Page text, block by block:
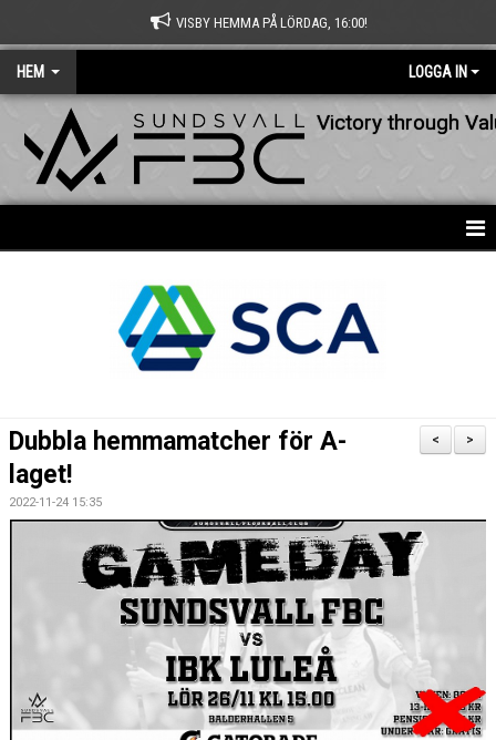
VISBY HEMMA PÅ LÖRDAG, 16:00!
HEM LOGGA IN
Victory through
KALENDER
DOKUMENT
INTRESSEANMÄLAN
SARGVAKTSCHEMA
>
<
Dubbla hemmamatcher för A-
laget!
2022-11-24 15:35